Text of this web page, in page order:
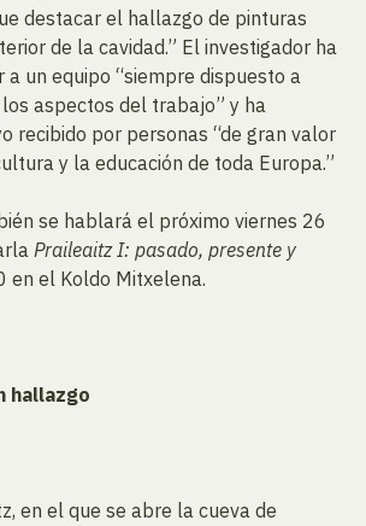
destacar el hallazgo de pinturas
de la cavidad.” El investigador ha
a un equipo “siempre dispuesto a
aspectos del trabajo” y ha
recibido por personas “de gran valor
y la educación de toda Europa.”
se hablará el próximo viernes 26
Praileaitz I: pasado, presente y
en el Koldo Mitxelena.
hallazgo
en el que se abre la cueva de